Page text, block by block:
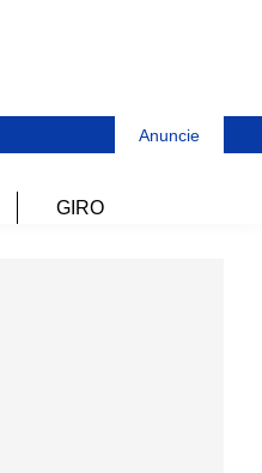
Anuncie
GIRO